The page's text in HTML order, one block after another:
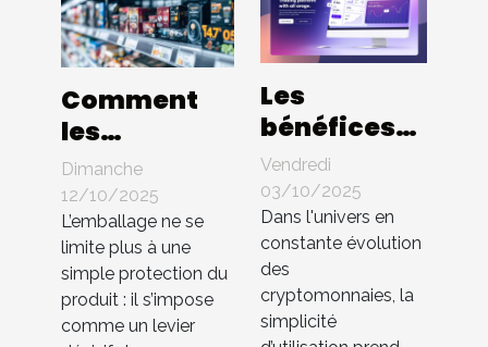
Comment
les
innovations
en
packaging
influencent-
elles les
ventes ?
Dimanche
12/10/2025
L’emballage ne se
limite plus à une
simple protection du
produit : il s’impose
comme un levier
Les
bénéfices
d'une
interface
utilisateur
intuitive
dans les
échanges
Vendredi
03/10/2025
Dans l'univers en
constante évolution
des
cryptomonnaies, la
simplicité